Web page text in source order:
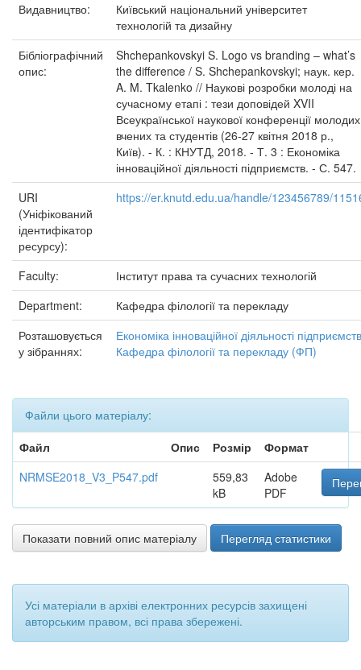
Видавництво:
Київський національний університет
технологій та дизайну
Бібліографічний
опис:
Shchepankovskyi S. Logo vs branding – what’s
the difference / S. Shchepankovskyi; наук. кер.
A. M. Tkalenko // Наукові розробки молоді на
сучасному етапі : тези доповідей XVII
Всеукраїнської наукової конференції молодих
вчених та студентів (26-27 квітня 2018 р.,
Київ). - К. : КНУТД, 2018. - Т. 3 : Економіка
інноваційної діяльності підприємств. - С. 547.
URI
(Уніфікований
ідентифікатор
ресурсу):
https://er.knutd.edu.ua/handle/123456789/
Faculty:
Інститут права та сучасних технологій
Department:
Кафедра філології та перекладу
Розташовується
у зібраннях:
Економіка інноваційної діяльності підприємств
Кафедра філології та перекладу (ФП)
Файли цього матеріалу:
Файл
Опис Розмір
Формат
NRMSE2018_V3_P547.pdf
559,83
kB
Adobe
PDF
Показати повний опис матеріалу Перегляд статистики
Усі матеріали в архіві електронних ресурсів захищені
авторським правом, всі права збережені.